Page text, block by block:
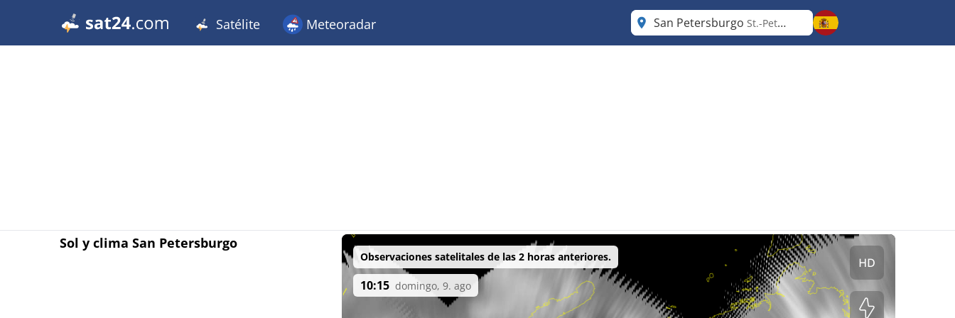
Satélite Meteoradar San Petersburgo St.-Petersburg
Sol y clima San Petersburgo
Observaciones satelitales de las 2 horas anteriores.
10:15 domingo, 9. ago